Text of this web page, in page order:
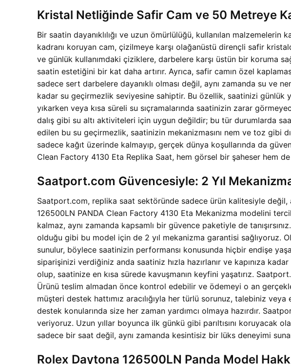
Kristal Netliğinde Safir Cam ve 50 Metreye
Bir saatin dayanıklılığı ve uzun ömürlülüğü, kullanılan
kadranı koruyan cam, çizilmeye karşı olağanüstü dirençli safir
ve günlük kullanımdaki çiziklere, darbelere karşı üstün bir koruma
saatin estetiğini bir kat daha artırır. Ayrıca, safir camın özel
sadece sert darbelere dayanıklı olması değil, aynı zamanda su ve
kadar su geçirmezlik seviyesine sahiptir. Bu özellik, saatinizi günlük
yıkarken veya kısa süreli su sıçramalarında saatinizin zarar
dalış gibi su altı aktiviteleri için uygun değildir; bu tür durumlarda
edilen bu su geçirmezlik, saatinizin mekanizmasını nem ve toz gibi
sadece kağıt üzerinde kalmayıp, gerçek dünya koşullarında da
Clean Factory 4130 Eta Replika Saat, hem görsel bir şaheser hem
Saatport.com Güvencesiyle: 2 Yıl
Saatport.com, replika saat sektöründe sadece ürün kalitesiyle değil,
126500LN PANDA Clean Factory 4130 Eta Mekanizma modelini
kalmaz, aynı zamanda kapsamlı bir güvence paketiyle de
olduğu gibi bu model için de 2 yıl mekanizma garantisi sağlıyoruz.
sunulur, böylece saatinizin performansı konusunda hiçbir endişe
siparişinizi verdiğiniz anda saatiniz hızla hazırlanır ve kapınıza
olup, saatinize en kısa sürede kavuşmanın keyfini yaşatırız.
Ürünü teslim almadan önce kontrol edebilir ve ödemeyi o an
müşteri destek hattımız aracılığıyla her türlü sorunuz, talebiniz
destek konularında size her zaman yardımcı olmaya hazırdır.
veriyoruz. Uzun yıllar boyunca ilk günkü gibi parıltısını koruyacak
sadece bir saat değil, aynı zamanda kesintisiz bir lüks deneyimi
Rolex Daytona 126500LN Panda Model